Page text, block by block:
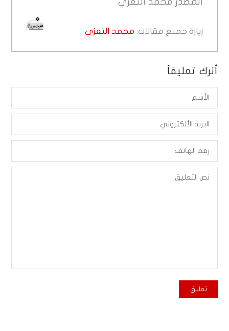
زيارة جميع مقالات: محمد التعزي
أترك تعليقاً